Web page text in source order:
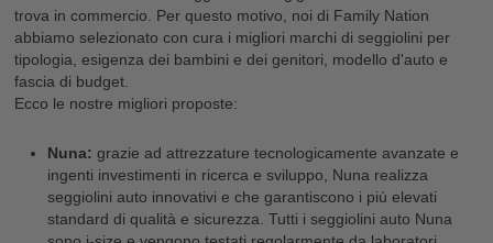
trova in commercio. Per questo motivo, noi di Family Nation
abbiamo selezionato con cura i migliori marchi di seggiolini per
tipologia, esigenza dei bambini e dei genitori, modello d'auto e
fascia di budget.
Ecco le nostre migliori proposte:
Nuna: grazie ad attrezzature tecnologicamente avanzate e
ingenti investimenti in ricerca e sviluppo, Nuna realizza
seggiolini auto innovativi e che garantiscono i più elevati
standard di qualità e sicurezza. Tutti i seggiolini auto Nuna